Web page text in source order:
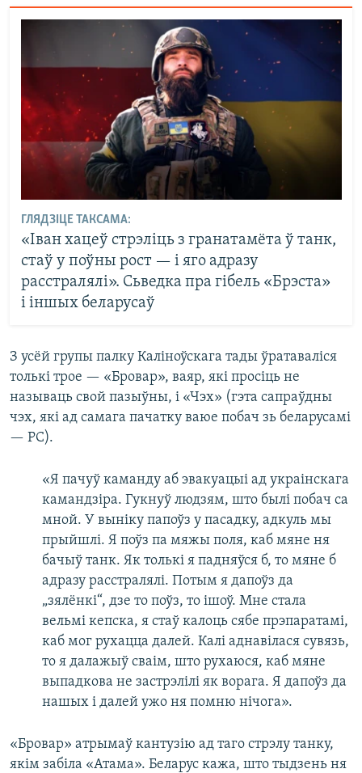
ГЛЯДЗІЦЕ ТАКСАМА:
«Іван хацеў стрэліць з гранатамёта ў танк,
стаў у поўны рост — і яго адразу
расстралялі». Сьведка пра гібель «Брэста»
і іншых беларусаў
З усёй групы палку Каліноўскага тады ўратаваліся
толькі трое — «Бровар», ваяр, які просіць не
называць свой пазыўны, і «Чэх» (гэта сапраўдны
чэх, які ад самага пачатку ваюе побач зь беларусамі
— РС).
«Я пачуў каманду аб эвакуацыі ад украінскага
камандзіра. Гукнуў людзям, што былі побач са
мной. У выніку папоўз у пасадку, адкуль мы
прыйшлі. Я поўз па мяжы поля, каб мяне ня
бачыў танк. Як толькі я падняўся б, то мяне б
адразу расстралялі. Потым я дапоўз да
„зялёнкі“, дзе то поўз, то ішоў. Мне стала
вельмі кепска, я стаў калоць сябе прэпаратамі,
каб мог рухацца далей. Калі аднавілася сувязь,
то я далажыў сваім, што рухаюся, каб мяне
выпадкова не застрэлілі як ворага. Я дапоўз да
нашых і далей ужо ня помню нічога».
«Бровар» атрымаў кантузію ад таго стрэлу танку,
якім забіла «Атама». Беларус кажа, што тыдзень ня